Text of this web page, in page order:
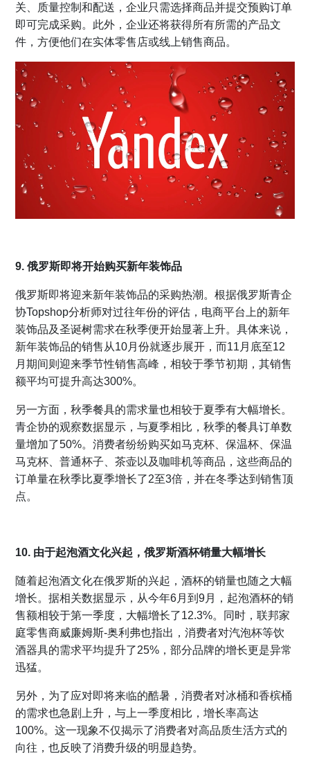
关、质量控制和配送，企业只需选择商品并提交预购订单
即可完成采购。此外，企业还将获得所有所需的产品文
件，方便他们在实体零售店或线上销售商品。
9. 俄罗斯即将开始购买新年装饰品
俄罗斯即将迎来新年装饰品的采购热潮。根据俄罗斯青企
协Topshop分析师对过往年份的评估，电商平台上的新年
装饰品及圣诞树需求在秋季便开始显著上升。具体来说，
新年装饰品的销售从10月份就逐步展开，而11月底至12
月期间则迎来季节性销售高峰，相较于季节初期，其销售
额平均可提升高达300%。
另一方面，秋季餐具的需求量也相较于夏季有大幅增长。
青企协的观察数据显示，与夏季相比，秋季的餐具订单数
量增加了50%。消费者纷纷购买如马克杯、保温杯、保温
马克杯、普通杯子、茶壶以及咖啡机等商品，这些商品的
订单量在秋季比夏季增长了2至3倍，并在冬季达到销售顶
点。
10. 由于起泡酒文化兴起，俄罗斯酒杯销量大幅增长
随着起泡酒文化在俄罗斯的兴起，酒杯的销量也随之大幅
增长。据相关数据显示，从今年6月到9月，起泡酒杯的销
售额相较于第一季度，大幅增长了12.3%。同时，联邦家
庭零售商威廉姆斯-奥利弗也指出，消费者对汽泡杯等饮
酒器具的需求平均提升了25%，部分品牌的增长更是异常
迅猛。
另外，为了应对即将来临的酷暑，消费者对冰桶和香槟桶
的需求也急剧上升，与上一季度相比，增长率高达
100%。这一现象不仅揭示了消费者对高品质生活方式的
向往，也反映了消费升级的明显趋势。